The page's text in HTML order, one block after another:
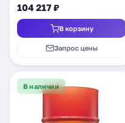
104 217 ₽
В корзину
Запрос цены
В наличии